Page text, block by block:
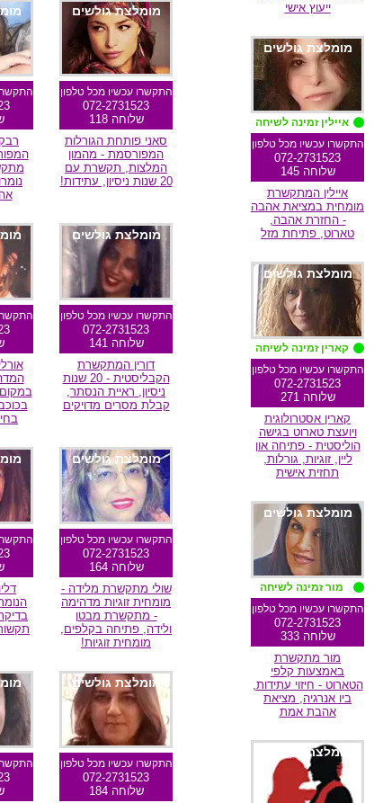
מומלצת גולשים
התקשרו עכשיו מכל טלפון
072-2731523
שלוחה 118
סאני פותחת הגורלות
המפורסמת - מהמון
המלצות, תקשרת עם
20 שנות ניסיון, עתידות!
מומלצת גולשים
התקשרו עכשיו מכל טלפון
072-2731523
שלוחה 141
דורין המתקשרת
הקבליסטית - 20 שנות
ניסיון, ראיית הנסתר,
קבלת מסרים מדויקים
מומלצת גולשים
התקשרו עכשיו מכל טלפון
072-2731523
שלוחה 164
שולי מתקשרת מלידה -
מומחית זוגיות מדהימה
- מתקשרת מבטן
ולידה, פתיחה בקלפים,
מומחית זוגיות!
מומלצת גולשים
התקשרו עכשיו מכל טלפון
072-2731523
שלוחה 184
ייעוץ אישי
מומלצת גולשים
איילין זמינה לשיחה
התקשרו עכשיו מכל טלפון
072-2731523
שלוחה 145
איילין המתקשרת
מומחית במציאת אהבה
- החזרת אהבה,
טארוט, פתיחת מזל
מומלצת גולשים
קארין זמינה לשיחה
התקשרו עכשיו מכל טלפון
072-2731523
שלוחה 271
קארין אסטרולוגית
ויועצת טארוט בגישה
הוליסטית - פתיחה און
ליין, זוגיות, גורלות,
תחזית אישית
מומלצת גולשים
מור זמינה לשיחה
התקשרו עכשיו מכל טלפון
072-2731523
שלוחה 333
מור מתקשרת
באמצעות קלפי
הטארוט - חיזוי עתידות,
ביו אנרגיה, מציאת
אהבת אמת
מומלצת גולשים